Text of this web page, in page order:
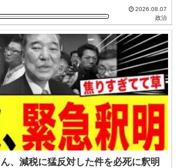
2026.08.07
政治
ん、減税に猛反対した件を必死に釈明